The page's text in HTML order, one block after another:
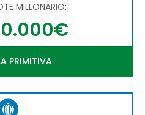
MILLONARIO:
PRIMITIVA